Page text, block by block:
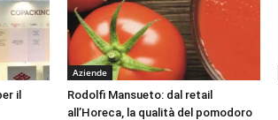
il
Aziende
Rodolfi Mansueto: dal retail
all’Horeca, la qualità del pomodoro